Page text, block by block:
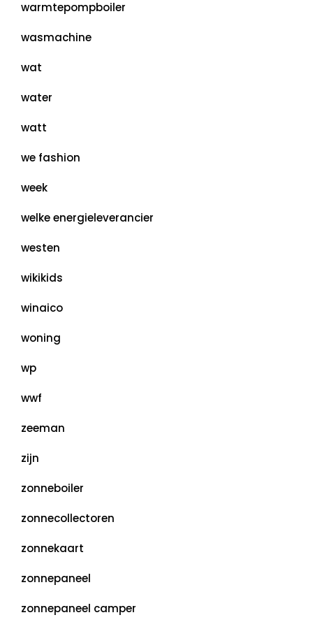
warmtepompboiler
wasmachine
wat
water
watt
we fashion
week
welke energieleverancier
westen
wikikids
winaico
woning
wp
wwf
zeeman
zijn
zonneboiler
zonnecollectoren
zonnekaart
zonnepaneel
zonnepaneel camper